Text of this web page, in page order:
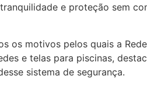
e proteção sem
os motivos pelos quais a
e telas para piscinas,
sistema de segurança.